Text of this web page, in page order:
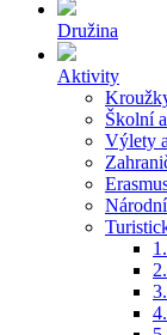
Družina
Aktivity
Školní
Výlety